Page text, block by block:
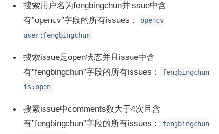
搜索用户名为fengbingchun并issue中含
有”opencv”字段的所有issues：
opencv
user:fengbingchun
搜索issue是open状态并且issue中含
有”fengbingchun”字段的所有issues：
fengbingchun
is:open
搜素issue中comments数大于4次且含
有”fengbingchun”字段的所有issues：
fengbingchun